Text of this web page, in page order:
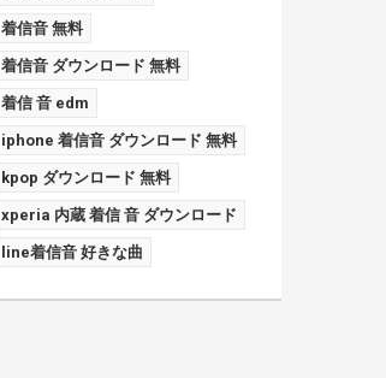
着信音 無料
着信音 ダウンロード 無料
着信 音 edm
iphone 着信音 ダウンロード 無料
kpop ダウンロード 無料
xperia 内蔵 着信 音 ダウンロード
line着信音 好きな曲